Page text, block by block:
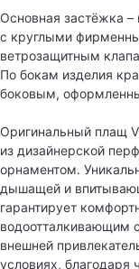
Основная застёжка –
с круглыми
ветрозащитным
По бокам изделия
боковым,
Оригинальный плащ
из дизайнерской
орнаментом.
дышащей и
гарантирует
водоотталкивающим
внешней
условиях, благодаря